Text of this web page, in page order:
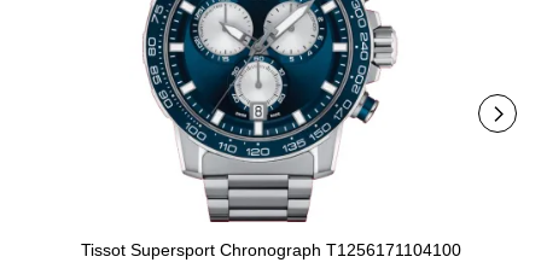
Tissot Supersport Chronograph T1256171104100